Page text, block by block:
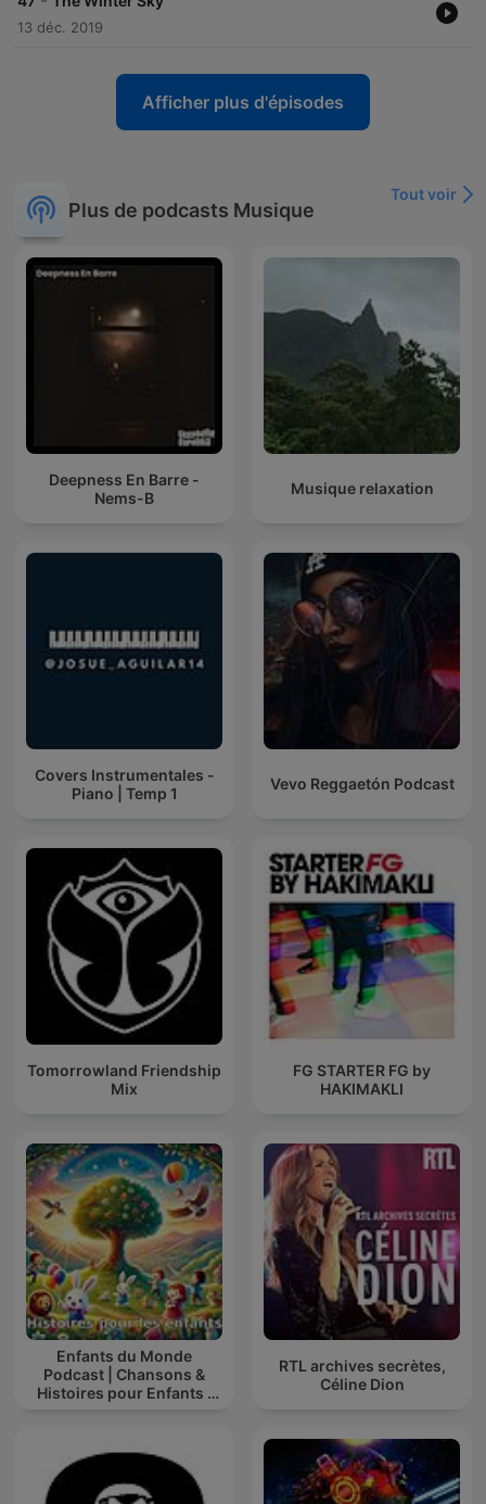
13 déc. 2019
Afficher plus d'épisodes
Plus de podcasts Musique
Tout voir
Deepness En Barre -
Nems-B
Musique relaxation
Covers Instrumentales -
Piano | Temp 1
Vevo Reggaetón Podcast
Tomorrowland Friendship
Mix
FG STARTER FG by
HAKIMAKLI
Enfants du Monde
Podcast | Chansons &
Histoires pour Enfants |
Apprendre à Chanter
RTL archives secrètes,
Céline Dion